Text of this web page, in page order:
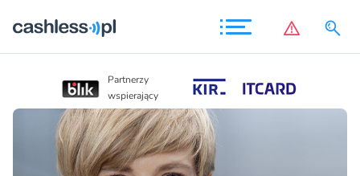
Partnerzy
wspierający